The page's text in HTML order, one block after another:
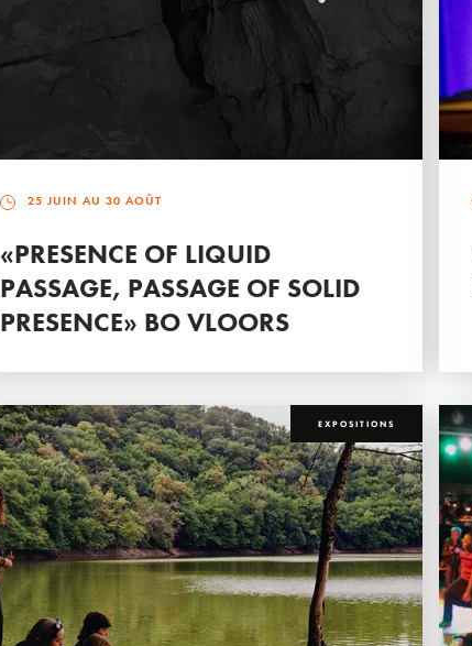
25 JUIN AU 30 AOÛT
«PRESENCE OF LIQUID
PASSAGE, PASSAGE OF SOLID
PRESENCE» BO VLOORS
EXPOSITIONS